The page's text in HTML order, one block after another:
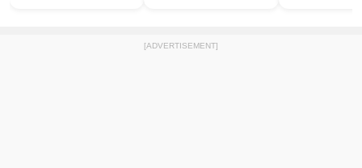
[ADVERTISEMENT]